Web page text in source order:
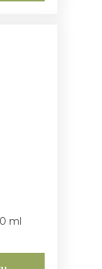
ml